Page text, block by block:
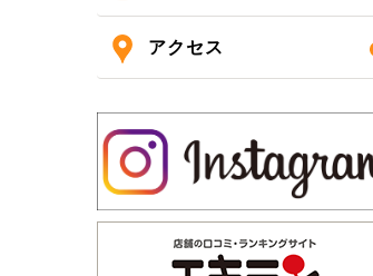
アクセス